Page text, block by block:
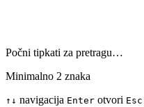
Počni tipkati za pretragu…
Minimalno 2 znaka
↑ ↓ navigacija Enter otvori Esc